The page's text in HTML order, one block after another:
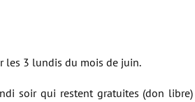
les 3 lundis du mois de juin.
soir qui restent gratuites (don libre)